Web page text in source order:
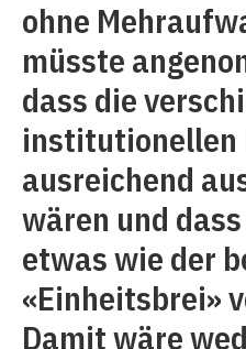
ohne
müsste
dass die
institutionellen
ausreichend
wären und
etwas wie der
«Einheitsbrei»
Damit wäre